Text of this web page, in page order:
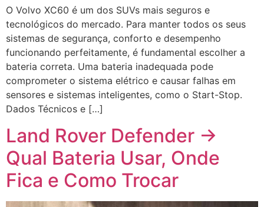
O Volvo XC60 é um dos SUVs mais seguros e
tecnológicos do mercado. Para manter todos os seus
sistemas de segurança, conforto e desempenho
funcionando perfeitamente, é fundamental escolher a
bateria correta. Uma bateria inadequada pode
comprometer o sistema elétrico e causar falhas em
sensores e sistemas inteligentes, como o Start-Stop.
Dados Técnicos e […]
Land Rover Defender →
Qual Bateria Usar, Onde
Fica e Como Trocar